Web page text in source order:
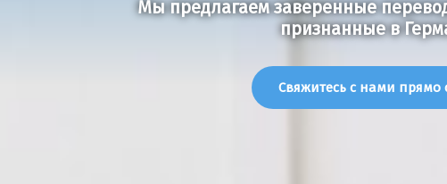
Мы предлагаем заверенные
признанные в
Свяжитесь с нами прямо